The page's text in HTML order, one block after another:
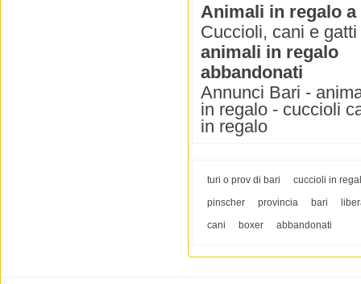
Animali in regalo a
Cuccioli, cani e
animali in regalo
abbandonati
Annunci Bari -
in regalo - cuccioli
in regalo
turi o prov di bari
cuccioli in
pinscher
provincia bari
cani
boxer abbandonati